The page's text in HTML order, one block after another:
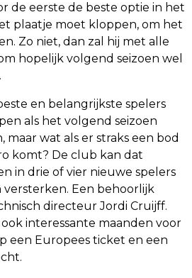
de eerste de beste optie in het
plaatje moet kloppen, om het
Zo niet, dan zal hij met alle
hopelijk volgend seizoen wel
en belangrijkste spelers
als het volgend seizoen
maar wat als er straks een bod
komt? De club kan dat
in drie of vier nieuwe spelers
Een behoorlijk
directeur Jordi Cruijff.
interessante maanden voor
een Europees ticket en een